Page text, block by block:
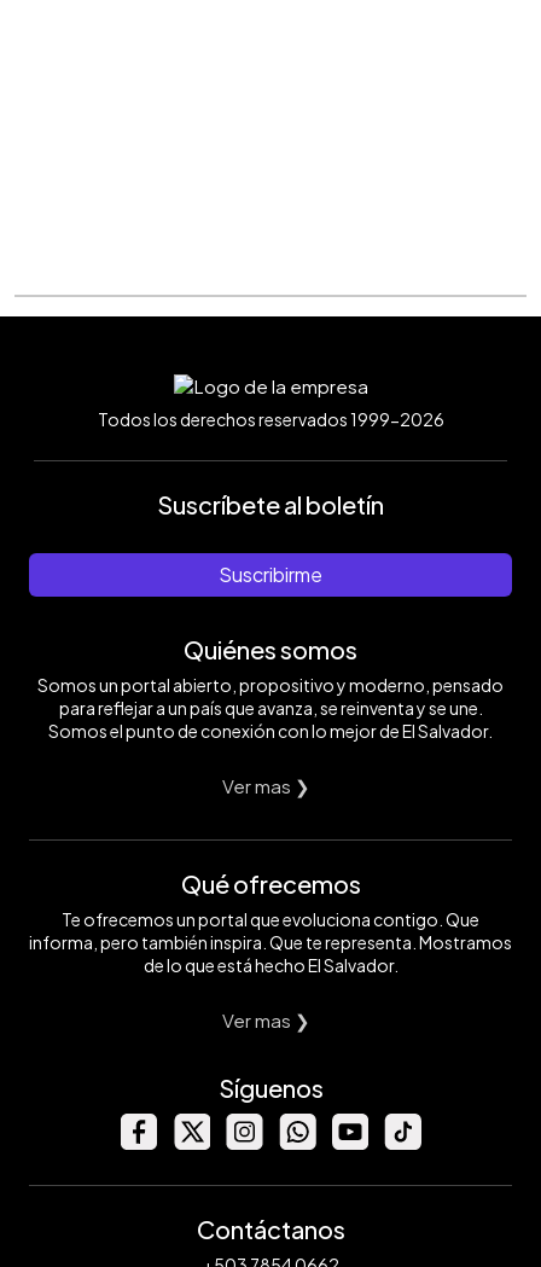
Todos los derechos reservados 1999-2026
Suscríbete al boletín
Suscribirme
Quiénes somos
Somos un portal abierto, propositivo y moderno, pensado
para reflejar a un país que avanza, se reinventa y se une.
Somos el punto de conexión con lo mejor de El Salvador.
Ver mas ❯
Qué ofrecemos
Te ofrecemos un portal que evoluciona contigo. Que
informa, pero también inspira. Que te representa. Mostramos
de lo que está hecho El Salvador.
Ver mas ❯
Síguenos
Contáctanos